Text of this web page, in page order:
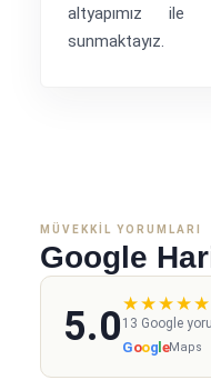
altyapımız ile
sunmaktayız.
MÜVEKKIL YORUMLARI
Google
5.0★★★★★
13 Google
Goog eMaps